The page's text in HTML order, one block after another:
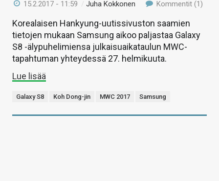
15.2.2017 - 11:59 /Juha Kokkonen Kommentit (1)
Korealaisen Hankyung-uutissivuston saamien
tietojen mukaan Samsung aikoo paljastaa Galaxy
S8 -älypuhelimiensa julkaisuaikataulun MWC-
tapahtuman yhteydessä 27. helmikuuta.
Lue lisää
Galaxy S8 Koh Dong-jin MWC 2017 Samsung